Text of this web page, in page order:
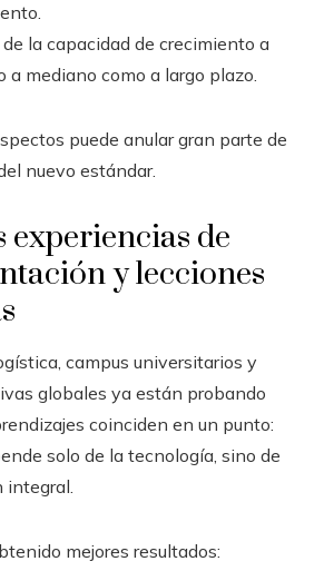
la capacidad de crecimiento a
a mediano como a largo plazo.
puede anular gran parte de
nuevo estándar.
experiencias de
y lecciones
campus universitarios y
globales ya están probando
coinciden en un punto:
solo de la tecnología, sino de
integral.
mejores resultados: